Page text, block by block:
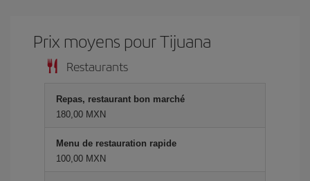
Prix ​​moyens pour Tijuana
Restaurants
Repas, restaurant bon marché
180,00 MXN
Menu de restauration rapide
100,00 MXN